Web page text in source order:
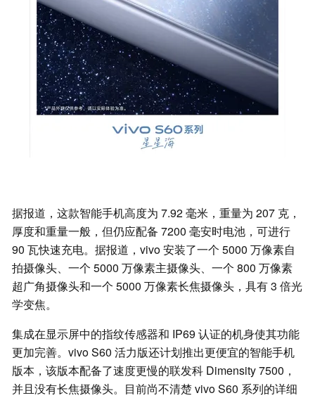
据报道，这款智能手机高度为 7.92 毫米，重量为 207 克，
厚度和重量一般，但仍应配备 7200 毫安时电池，可进行
90 瓦快速充电。据报道，vivo 安装了一个 5000 万像素自
拍摄像头、一个 5000 万像素主摄像头、一个 800 万像素
超广角摄像头和一个 5000 万像素长焦摄像头，具有 3 倍光
学变焦。
集成在显示屏中的指纹传感器和 IP69 认证的机身使其功能
更加完善。vivo S60 活力版还计划推出更便宜的智能手机
版本，该版本配备了速度更慢的联发科 Dimensity 7500，
并且没有长焦摄像头。目前尚不清楚 vivo S60 系列的详细